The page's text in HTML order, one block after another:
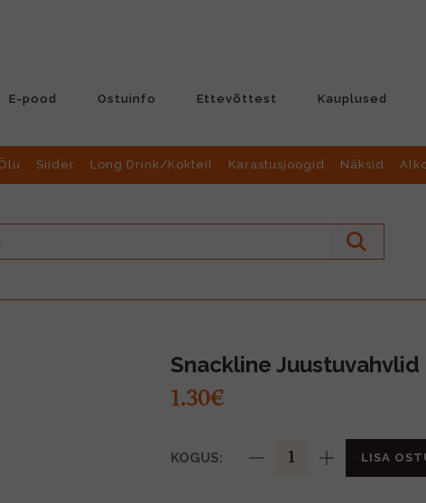
E-pood Ostuinfo Ettevõttest Kauplused
Siider Long Drink/Kokteil Karastusjoogid Näksid
Snackline Juustuvahvlid
1.30€
KOGUS: LISA